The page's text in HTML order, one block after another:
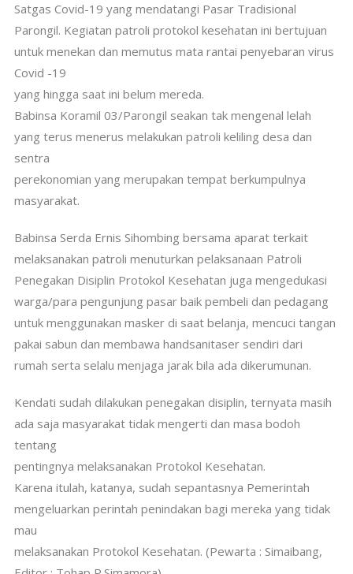
Satgas Covid-19 yang mendatangi Pasar Tradisional
Parongil. Kegiatan patroli protokol kesehatan ini bertujuan
untuk menekan dan memutus mata rantai penyebaran virus
Covid -19
yang hingga saat ini belum mereda.
Babinsa Koramil 03/Parongil seakan tak mengenal lelah
yang terus menerus melakukan patroli keliling desa dan
sentra
perekonomian yang merupakan tempat berkumpulnya
masyarakat.
Babinsa Serda Ernis Sihombing bersama aparat terkait
melaksanakan patroli menuturkan pelaksanaan Patroli
Penegakan Disiplin Protokol Kesehatan juga mengedukasi
warga/para pengunjung pasar baik pembeli dan pedagang
untuk menggunakan masker di saat belanja, mencuci tangan
pakai sabun dan membawa handsanitaser sendiri dari
rumah serta selalu menjaga jarak bila ada dikerumunan.
Kendati sudah dilakukan penegakan disiplin, ternyata masih
ada saja masyarakat tidak mengerti dan masa bodoh
tentang
pentingnya melaksanakan Protokol Kesehatan.
Karena itulah, katanya, sudah sepantasnya Pemerintah
mengeluarkan perintah penindakan bagi mereka yang tidak
mau
melaksanakan Protokol Kesehatan. (Pewarta : Simaibang,